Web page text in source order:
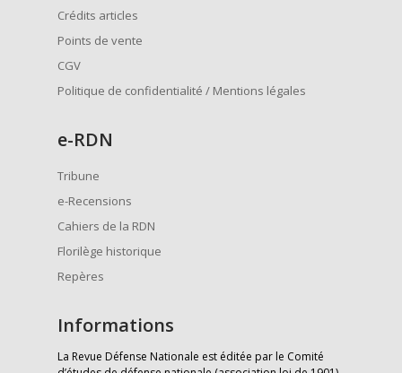
Crédits articles
Points de vente
CGV
Politique de confidentialité / Mentions légales
e-RDN
Tribune
e-Recensions
Cahiers de la RDN
Florilège historique
Repères
Informations
La Revue Défense Nationale est éditée par le Comité